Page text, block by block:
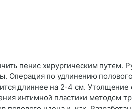
пенис хирургическим путем.
Операция по удлинению
длиннее на 2-4 см.
интимной пластики методом